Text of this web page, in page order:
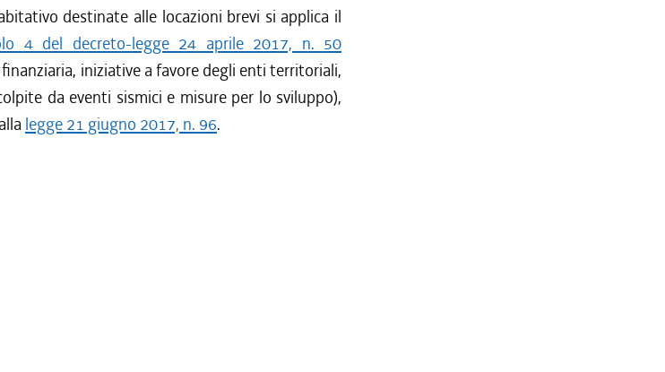
destinate alle locazioni brevi si applica il
4 del decreto-legge 24 aprile 2017, n. 50
iniziative a favore degli enti territoriali,
da eventi sismici e misure per lo sviluppo),
legge 21 giugno 2017, n. 96.